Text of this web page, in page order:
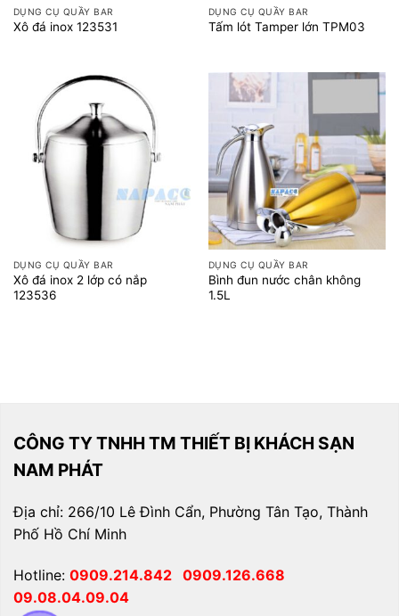
DỤNG CỤ QUẦY BAR
Xô đá inox 123531
DỤNG CỤ QUẦY BAR
Tấm lót Tamper lớn TPM03
DỤNG CỤ QUẦY BAR
Xô đá inox 2 lớp có nắp
123536
DỤNG CỤ QUẦY BAR
Bình đun nước chân không
1.5L
CÔNG TY TNHH TM THIẾT BỊ KHÁCH SẠN
NAM PHÁT
Địa chỉ: 266/10 Lê Đình Cẩn, Phường Tân Tạo, Thành
Phố Hồ Chí Minh
Hotline: 0909.214.842 0909.126.668
09.08.04.09.04